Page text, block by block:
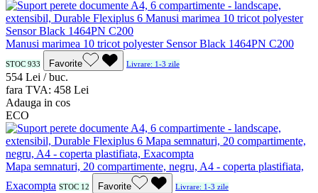
Manusi marimea 10 tricot polyester Sensor Black 1464PN C200
STOC 933 Favorite Livrare: 1-3 zile
554 Lei / buc.
fara TVA: 458 Lei
Adauga in cos
ECO
Mapa semnaturi, 20 compartimente, negru, A4 - coperta plastifiata,
Exacompta STOC 12 Favorite Livrare: 1-3 zile